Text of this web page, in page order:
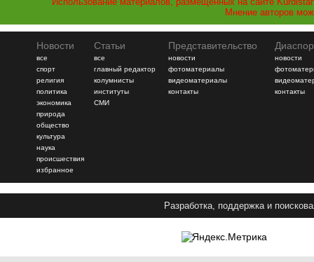
Мнение авторов
Новости
все
спорт
религия
политика
экономика
природа
общество
культура
наука
происшествия
избранное
Статьи
все
главный редактор
колумнисты
институты
СМИ
Представительство
новости
фотоматериалы
видеоматериалы
контакты
новости
контакты
Разработка, поддержка и